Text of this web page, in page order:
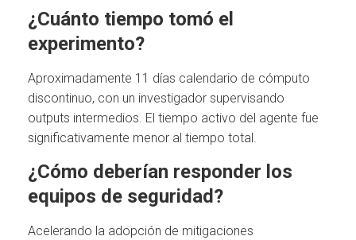
¿Cuánto tiempo tomó el
experimento?
Aproximadamente 11 días calendario de cómputo
discontinuo, con un investigador supervisando
outputs intermedios. El tiempo activo del agente fue
significativamente menor al tiempo total.
¿Cómo deberían responder los
equipos de seguridad?
Acelerando la adopción de mitigaciones